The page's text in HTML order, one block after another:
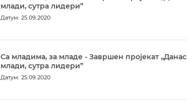
млади, сутра лидери”
Датум: 25.09.2020
Са младима, за младе - Завршен пројекат „Данас
млади, сутра лидери”
Датум: 25.09.2020